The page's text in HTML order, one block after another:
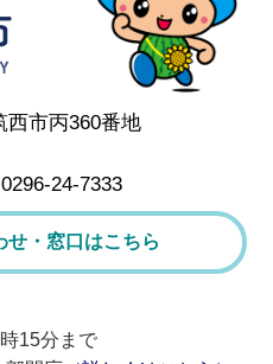
筑西市
西市丙360番地
0296-24-7333
せ・窓口はこちら
15分まで